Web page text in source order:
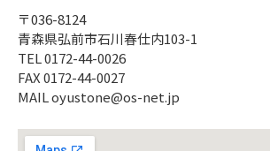
〒036-8124
青森県弘前市石川春仕内103-1
TEL 0172-44-0026
FAX 0172-44-0027
MAIL oyustone@os-net.jp